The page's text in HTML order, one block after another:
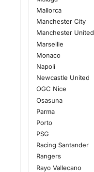
Mallorca
Manchester City
Manchester United
Marseille
Monaco
Napoli
Newcastle United
OGC Nice
Osasuna
Parma
Porto
PSG
Racing Santander
Rangers
Rayo Vallecano